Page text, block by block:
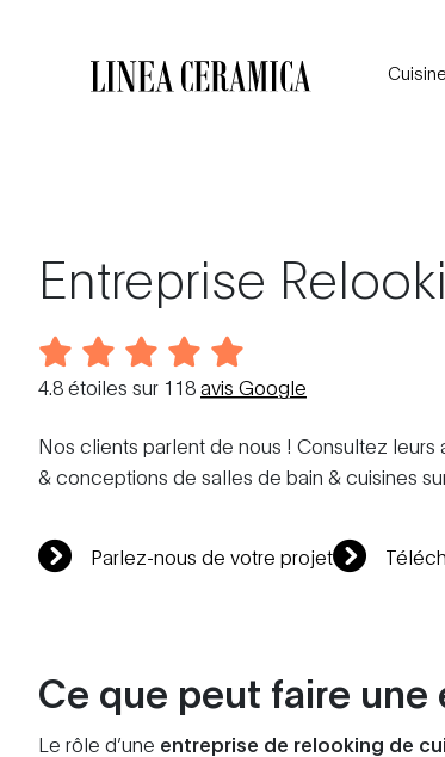
Entreprise
4.8étoiles sur 118avis Google
Nos clients parlent de nous ! Consultez leurs
& conceptions de salles de bain & cuisines
Parlez-nous de votre projet
Ce que peut faire
Le rôle d’une entreprise de relooking de